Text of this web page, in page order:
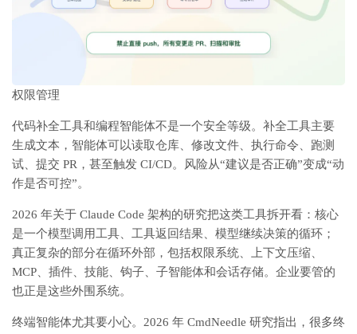
权限管理
代码补全工具和编程智能体不是一个安全等级。补全工具主要
生成文本，智能体可以读取仓库、修改文件、执行命令、跑测
试、提交 PR，甚至触发 CI/CD。风险从“建议是否正确”变成“动
作是否可控”。
2026 年关于 Claude Code 架构的研究把这类工具拆开看：核心
是一个模型调用工具、工具返回结果、模型继续决策的循环；
真正复杂的部分在循环外部，包括权限系统、上下文压缩、
MCP、插件、技能、钩子、子智能体和会话存储。企业要管的
也正是这些外围系统。
终端智能体尤其要小心。2026 年 CmdNeedle 研究指出，很多终